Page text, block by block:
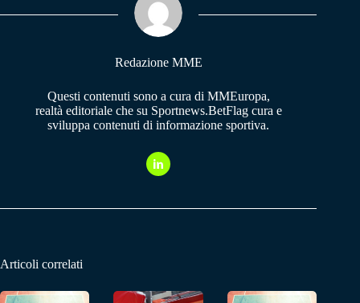
pp m
Redazione MME
Questi contenuti sono a cura di MMEuropa,
realtà editoriale che su Sportnews.BetFlag cura e
sviluppa contenuti di informazione sportiva.
Articoli correlati